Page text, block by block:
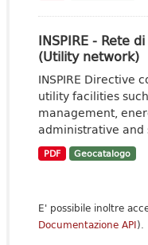
INSPIRE - Rete
(Utility network)
INSPIRE Directive
utility facilities
management,
administrative
PDF Geocatalogo
E' possibile inoltre
Documentazione API).